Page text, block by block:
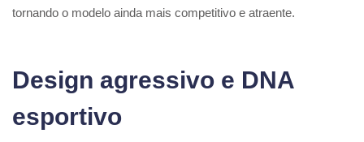
tornando o modelo ainda mais competitivo e atraente.
Design agressivo e DNA
esportivo